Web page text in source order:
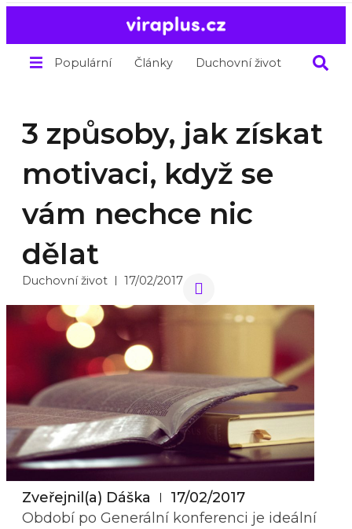
Populární Články Duchovní život O nás
3 způsoby, jak získat
motivaci, když se
vám nechce nic
dělat
Duchovní život 17/02/2017
Zveřejnil(a) Dáška
17/02/2017
Období po Generální konferenci je ideální